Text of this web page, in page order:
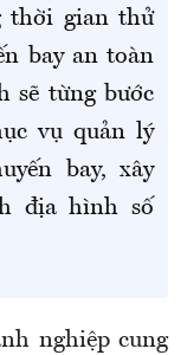
thời gian thử
bay an toàn
sẽ từng bước
vụ quản lý
bay, xây
địa hình số
nghiệp cung